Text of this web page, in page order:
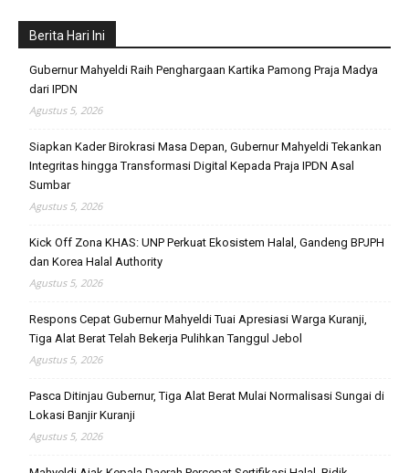
Berita Hari Ini
Gubernur Mahyeldi Raih Penghargaan Kartika Pamong Praja Madya
dari IPDN
Agustus 5, 2026
Siapkan Kader Birokrasi Masa Depan, Gubernur Mahyeldi Tekankan
Integritas hingga Transformasi Digital Kepada Praja IPDN Asal
Sumbar
Agustus 5, 2026
Kick Off Zona KHAS: UNP Perkuat Ekosistem Halal, Gandeng BPJPH
dan Korea Halal Authority
Agustus 5, 2026
Respons Cepat Gubernur Mahyeldi Tuai Apresiasi Warga Kuranji,
Tiga Alat Berat Telah Bekerja Pulihkan Tanggul Jebol
Agustus 5, 2026
Pasca Ditinjau Gubernur, Tiga Alat Berat Mulai Normalisasi Sungai di
Lokasi Banjir Kuranji
Agustus 5, 2026